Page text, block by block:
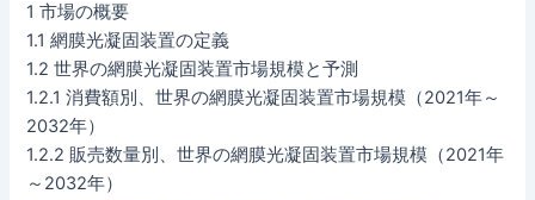
1 市場の概要
1.1 網膜光凝固装置の定義
1.2 世界の網膜光凝固装置市場規模と予測
1.2.1 消費額別、世界の網膜光凝固装置市場規模（2021年～
2032年）
1.2.2 販売数量別、世界の網膜光凝固装置市場規模（2021年
～2032年）